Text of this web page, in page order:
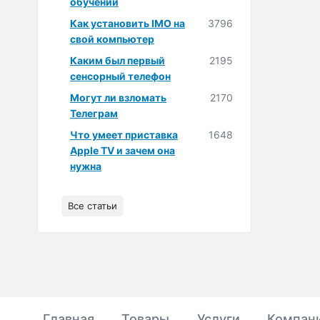
Как установить IMO на
свой компьютер
3796
Каким был первый
сенсорный телефон
2195
Могут ли взломать
Телеграм
2170
Что умеет приставка
Apple TV и зачем она
нужна
1648
Все статьи